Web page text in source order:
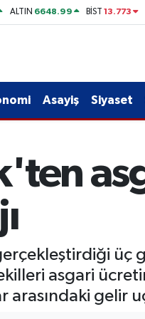
ALTIN 6648.99 BİST13.773
Asayiş Siyaset
üç
asgari
arasındaki